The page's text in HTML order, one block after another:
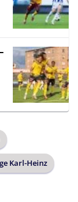
Karl-Heinz